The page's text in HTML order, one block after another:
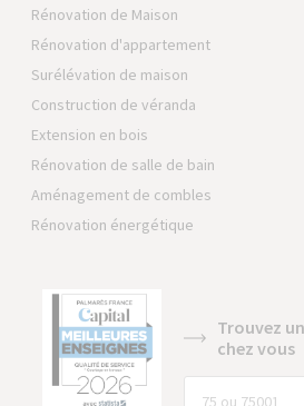
Rénovation de Maison
Rénovation d'appartement
Surélévation de maison
Construction de véranda
Extension en bois
Rénovation de salle de bain
Aménagement de combles
Rénovation énergétique
Trouvez
chez vous